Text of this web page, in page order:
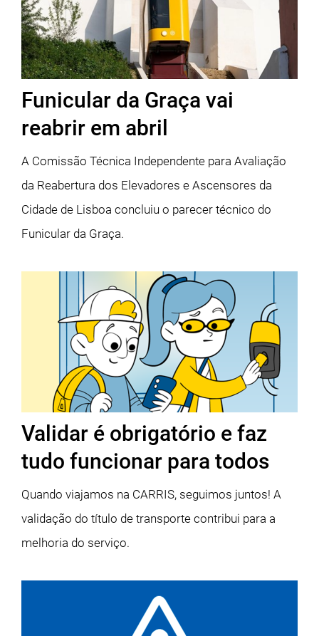
Funicular da Graça vai
reabrir em abril
A Comissão Técnica Independente para Avaliação
da Reabertura dos Elevadores e Ascensores da
Cidade de Lisboa concluiu o parecer técnico do
Funicular da Graça.
Validar é obrigatório e faz
tudo funcionar para todos
Quando viajamos na CARRIS, seguimos juntos! A
validação do título de transporte contribui para a
melhoria do serviço.